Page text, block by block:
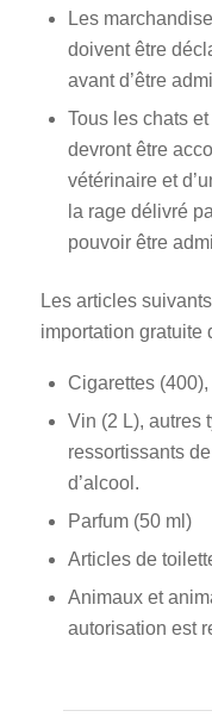
Les
doivent être
avant d’être
Tous les chats
devront être
vétérinaire et
la rage délivré
pouvoir être
Les articles
importation gratuite
Cigarettes
Vin (2 L), autres
ressortissants
d’alcool.
Parfum (50 ml)
Articles de
Animaux et
autorisation est